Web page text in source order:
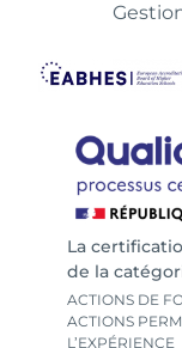
La
de la
ACTIONS DE
ACTIONS
L’EXPÉRIENCE